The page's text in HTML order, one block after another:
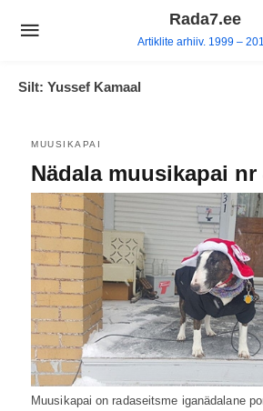
Rada7.ee
Artiklite arhiiv. 1999 –
Silt: Yussef Kamaal
MUUSIKAPAI
Nädala muusikapai nr
Muusikapai on radaseitsme iganädalane